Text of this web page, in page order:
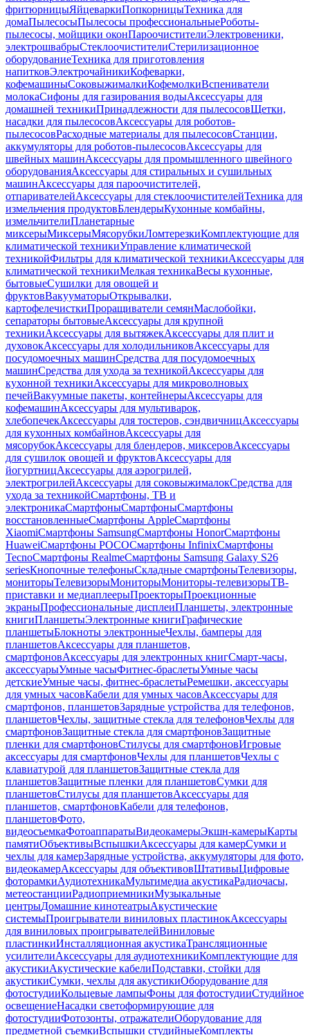
фритюрницыЯйцеваркиПопкорницыТехника для
домаПылесосыПылесосы профессиональныеРоботы-
пылесосы, мойщики оконПароочистителиЭлектровеники,
электрошвабрыСтеклоочистителиСтерилизационное
оборудованиеТехника для приготовления
напитковЭлектрочайникиКофеварки,
кофемашиныСоковыжималкиКофемолкиВспениватели
молокаСифоны для газирования водыАксессуары для
домашней техникиПринадлежности для пылесосовЩетки,
насадки для пылесосовАксессуары для роботов-
пылесосовРасходные материалы для пылесосовСтанции,
аккумуляторы для роботов-пылесосовАксессуары для
швейных машинАксессуары для промышленного швейного
оборудованияАксессуары для стиральных и сушильных
машинАксессуары для пароочистителей,
отпаривателейАксессуары для стеклоочистителейТехника для
измельчения продуктовБлендерыКухонные комбайны,
измельчителиПланетарные
миксерыМиксерыМясорубкиЛомтерезкиКомплектующие для
климатической техникиУправление климатической
техникойФильтры для климатической техникиАксессуары для
климатической техникиМелкая техникаВесы кухонные,
бытовыеСушилки для овощей и
фруктовВакууматорыОткрывалки,
картофелечисткиПроращиватели семянМаслобойки,
сепараторы бытовыеАксессуары для крупной
техникиАксессуары для вытяжекАксессуары для плит и
духовокАксессуары для холодильниковАксессуары для
посудомоечных машинСредства для посудомоечных
машинСредства для ухода за техникойАксессуары для
кухонной техникиАксессуары для микроволновых
печейВакуумные пакеты, контейнерыАксессуары для
кофемашинАксессуары для мультиварок,
хлебопечекАксессуары для тостеров, сэндвичницАксессуары
для кухонных комбайновАксессуары для
мясорубокАксессуары для блендеров, миксеровАксессуары
для сушилок овощей и фруктовАксессуары для
йогуртницАксессуары для аэрогрилей,
электрогрилейАксессуары для соковыжималокСредства для
ухода за техникойСмартфоны, ТВ и
электроникаСмартфоныСмартфоныСмартфоны
восстановленныеСмартфоны AppleСмартфоны
XiaomiСмартфоны SamsungСмартфоны HonorСмартфоны
HuaweiСмартфоны POCOСмартфоны InfinixСмартфоны
TecnoСмартфоны RealmeСмартфоны Samsung Galaxy S26
seriesКнопочные телефоныСкладные смартфоныТелевизоры,
мониторыТелевизорыМониторыМониторы-телевизорыТВ-
приставки и медиаплеерыПроекторыПроекционные
экраныПрофессиональные дисплеиПланшеты, электронные
книгиПланшетыЭлектронные книгиГрафические
планшетыБлокноты электронныеЧехлы, бамперы для
планшетовАксессуары для планшетов,
смартфоновАксессуары для электронных книгСмарт-часы,
аксессуарыУмные часыФитнес-браслетыУмные часы
детскиеУмные часы, фитнес-браслетыРемешки, аксессуары
для умных часовКабели для умных часовАксессуары для
смартфонов, планшетовЗарядные устройства для телефонов,
планшетовЧехлы, защитные стекла для телефоновЧехлы для
смартфоновЗащитные стекла для смартфоновЗащитные
пленки для смартфоновСтилусы для смартфоновИгровые
аксессуары для смартфоновЧехлы для планшетовЧехлы с
клавиатурой для планшетовЗащитные стекла для
планшетовЗащитные пленки для планшетовСумки для
планшетовСтилусы для планшетовАксессуары для
планшетов, смартфоновКабели для телефонов,
планшетовФото,
видеосъемкаФотоаппаратыВидеокамерыЭкшн-камерыКарты
памятиОбъективыВспышкиАксессуары для камерСумки и
чехлы для камерЗарядные устройства, аккумуляторы для фото,
видеокамерАксессуары для объективовШтативыЦифровые
фоторамкиАудиотехникаМультимедиа акустикаРадиочасы,
метеостанцииРадиоприемникиМузыкальные
центрыДомашние кинотеатрыАкустические
системыПроигрыватели виниловых пластинокАксессуары
для виниловых проигрывателейВиниловые
пластинкиИнсталляционная акустикаТрансляционные
усилителиАксессуары для аудиотехникиКомплектующие для
акустикиАкустические кабелиПодставки, стойки для
акустикиСумки, чехлы для акустикиОборудование для
фотостудииКольцевые лампыФоны для фотостудииСтудийное
освещениеНасадки светоформирующие для
фотостудииФотозонты, отражателиОборудование для
предметной съемкиВспышки студийныеКомплекты